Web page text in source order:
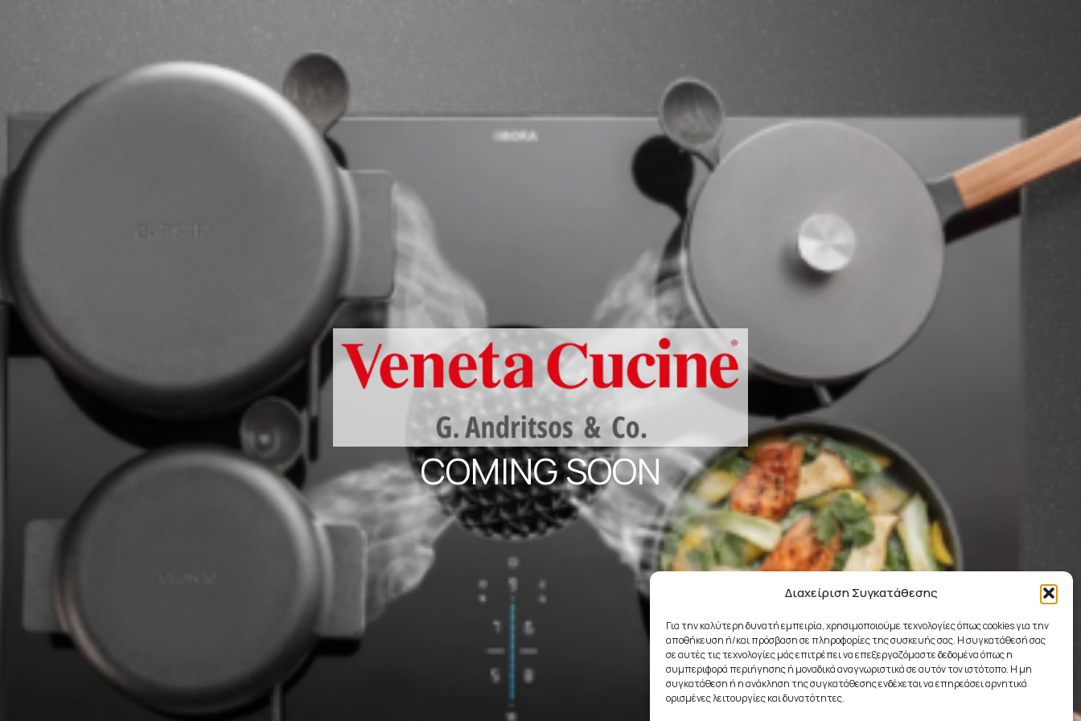
Διαχείριση Συγκατάθεσης
Για την καλύτερη δυνατή εμπειρία, χρησιμοποιούμε τεχνολογίες όπως cookies για την
αποθήκευση ή/και πρόσβαση σε πληροφορίες της συσκευής σας. Η συγκατάθεσή σας
σε αυτές τις τεχνολογίες μάς επιτρέπει να επεξεργαζόμαστε δεδομένα όπως η
συμπεριφορά περιήγησης ή μοναδικά αναγνωριστικά σε αυτόν τον ιστότοπο. Η μη
συγκατάθεση ή η ανάκληση της συγκατάθεσης ενδέχεται να επηρεάσει αρνητικά
ορισμένες λειτουργίες και δυνατότητες.
COMING SOON